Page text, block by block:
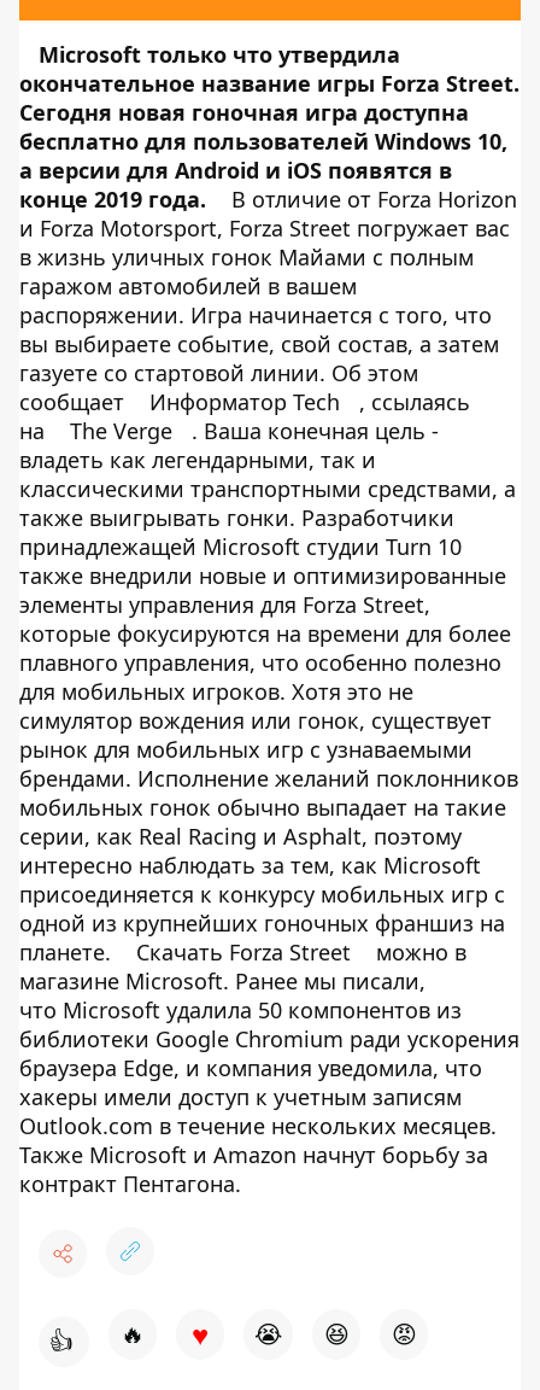
Microsoft только что утвердила
окончательное название игры Forza Street.
Сегодня новая гоночная игра доступна
бесплатно для пользователей Windows 10,
а версии для Android и iOS появятся в
конце 2019 года.
В отличие от Forza Horizon
и Forza Motorsport, Forza Street погружает вас
в жизнь уличных гонок Майами с полным
гаражом автомобилей в вашем
распоряжении. Игра начинается с того, что
вы выбираете событие, свой состав, а затем
газуете со стартовой линии. Об этом
сообщает
Информатор Tech
, ссылаясь
на
The Verge
. Ваша конечная цель -
владеть как легендарными, так и
классическими транспортными средствами, а
также выигрывать гонки. Разработчики
принадлежащей Microsoft студии Turn 10
также внедрили новые и оптимизированные
элементы управления для Forza Street,
которые фокусируются на времени для более
плавного управления, что особенно полезно
для мобильных игроков. Хотя это не
симулятор вождения или гонок, существует
рынок для мобильных игр с узнаваемыми
брендами. Исполнение желаний поклонников
мобильных гонок обычно выпадает на такие
серии, как Real Racing и Asphalt, поэтому
интересно наблюдать за тем, как Microsoft
присоединяется к конкурсу мобильных игр с
одной из крупнейших гоночных франшиз на
планете.
Скачать Forza Street
можно в
магазине Microsoft. Ранее мы писали,
что Microsoft удалила 50 компонентов из
библиотеки Google Chromium ради ускорения
браузера Edge, и компания уведомила, что
хакеры имели доступ к учетным записям
Outlook.com в течение нескольких месяцев.
Также Microsoft и Amazon начнут борьбу за
контракт Пентагона.
👍 🔥 ♥ 😭 😆 😡